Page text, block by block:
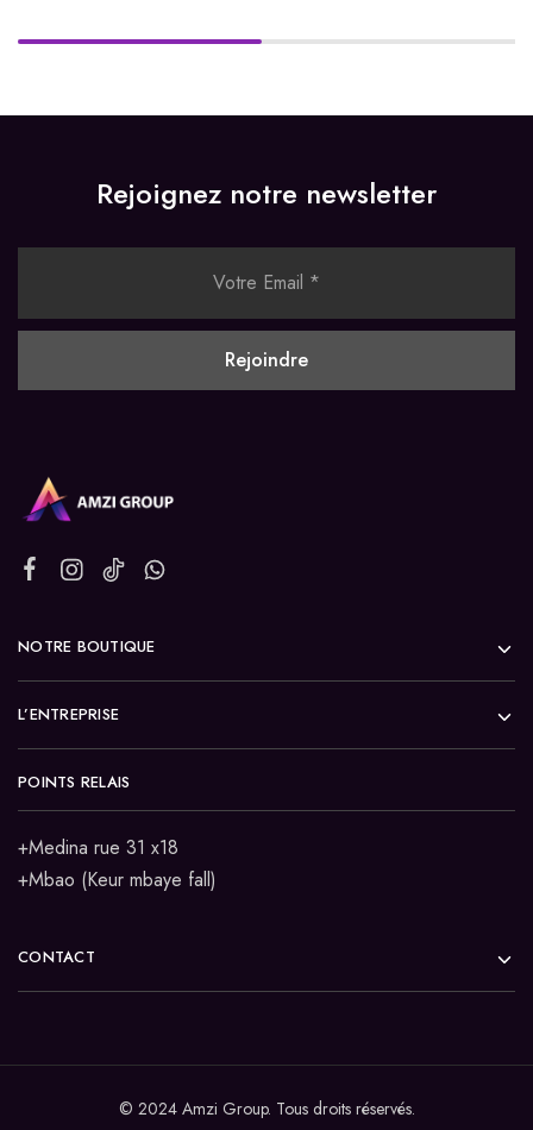
Rejoignez notre newsletter
NOTRE BOUTIQUE
L’ENTREPRISE
POINTS RELAIS
+Medina rue 31 x18
+Mbao (Keur mbaye fall)
CONTACT
© 2024 Amzi Group. Tous droits réservés.